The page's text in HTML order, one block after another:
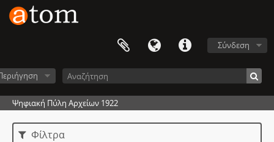
Σύνδεση
Ψηφιακή Πύλη Αρχείων 1922
Φίλτρα